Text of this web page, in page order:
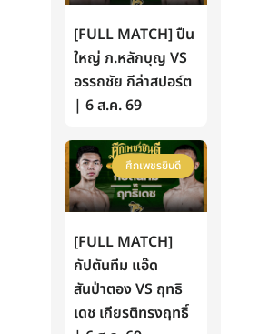
[FULL MATCH] ปืน
ใหญ่ ภ.หลักบุญ VS
อรรถชัย กีล่าสปอร์ต
| 6 ส.ค. 69
ศึกเพชรยินดี
[FULL MATCH]
กัปตันทีม แอ๊ด
สันป่าตอง VS ฤทธิ
เดช เกียรติทรงฤทธิ์